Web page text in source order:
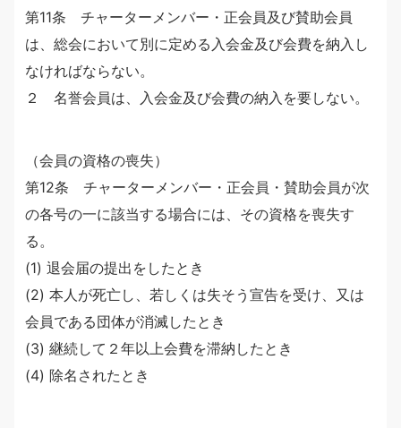
第11条 チャーターメンバー・正会員及び賛助会員
は、総会において別に定める入会金及び会費を納入し
なければならない。
２ 名誉会員は、入会金及び会費の納入を要しない。
（会員の資格の喪失）
第12条 チャーターメンバー・正会員・賛助会員が次
の各号の一に該当する場合には、その資格を喪失す
る。
(1) 退会届の提出をしたとき
(2) 本人が死亡し、若しくは失そう宣告を受け、又は
会員である団体が消滅したとき
(3) 継続して２年以上会費を滞納したとき
(4) 除名されたとき